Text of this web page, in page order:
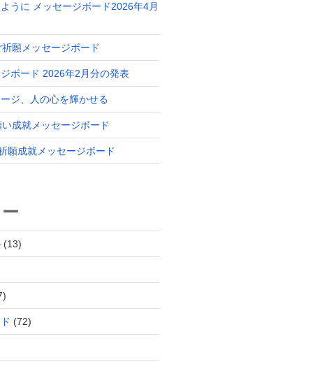
うに メッセージボード2026年4月
願メッセージボード
ボード 2026年2月分の発表
ジ、人の心を輝かせる
成就メッセージボード
願成就メッセージボード
(13)
(72)